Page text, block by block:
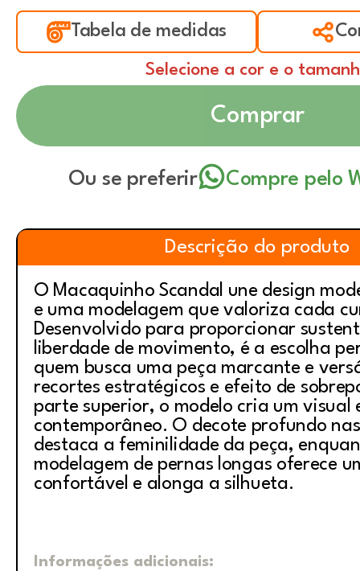
Tabela de medidas
Selecione a cor e o
Comprar
Ou se preferir Compre pelo
Descrição do produto
O Macaquinho Scandal une design
e uma modelagem que valoriza cada
Desenvolvido para proporcionar
liberdade de movimento, é a escolha
quem busca uma peça marcante e
recortes estratégicos e efeito de
parte superior, o modelo cria um visual
contemporâneo. O decote profundo
destaca a feminilidade da peça,
modelagem de pernas longas oferece
confortável e alonga a silhueta.
Informações adicionais: